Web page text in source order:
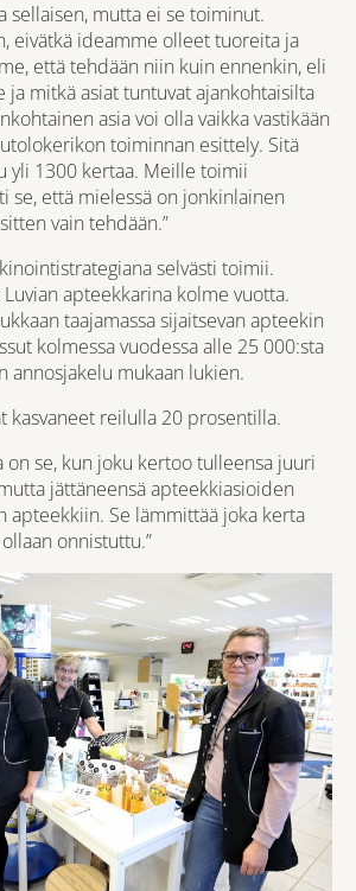
sellaisen, mutta ei se toiminut.
eivätkä ideamme olleet tuoreita ja
että tehdään niin kuin ennenkin, eli
mitkä asiat tuntuvat ajankohtaisilta
asia voi olla vaikka vastikään
toiminnan esittely. Sitä
yli 1300 kertaa. Meille toimii
se, että mielessä on jonkinlainen
vain tehdään.”
selvästi toimii.
apteekkarina kolme vuotta.
taajamassa sijaitsevan apteekin
kolmessa vuodessa alle 25 000:sta
annosjakelu mukaan lukien.
kasvaneet reilulla 20 prosentilla.
on se, kun joku kertoo tulleensa juuri
jättäneensä apteekkiasioiden
apteekkiin. Se lämmittää joka kerta
onnistuttu.”